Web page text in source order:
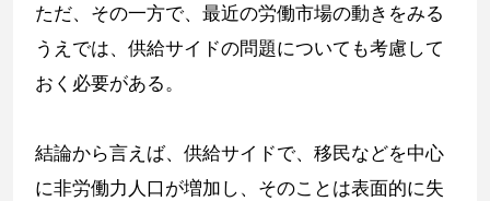
ただ、その一方で、最近の労働市場の動きをみる
うえでは、供給サイドの問題についても考慮して
おく必要がある。
結論から言えば、供給サイドで、移民などを中心
に非労働力人口が増加し、そのことは表面的に失